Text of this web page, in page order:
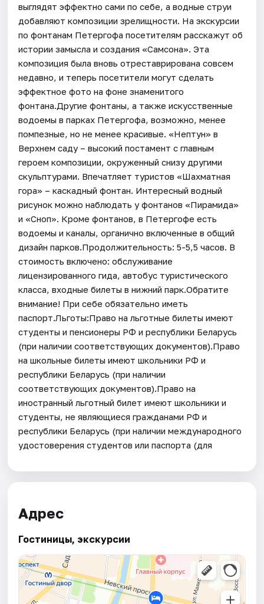
выглядят эффектно сами по себе, а водные струи
добавляют композиции зрелищности. На экскурсии
по фонтанам Петергофа посетителям расскажут об
истории замысла и создания «Самсона». Эта
композиция была вновь отреставрирована совсем
недавно, и теперь посетители могут сделать
эффектное фото на фоне знаменитого
фонтана.Другие фонтаны, а также искусственные
водоемы в парках Петергофа, возможно, менее
помпезные, но не менее красивые. «Нептун» в
Верхнем саду – высокий постамент с главным
героем композиции, окруженный снизу другими
скульптурами. Впечатляет туристов «Шахматная
гора» – каскадный фонтан. Интересный водный
рисунок можно наблюдать у фонтанов «Пирамида»
и «Сноп». Кроме фонтанов, в Петергофе есть
водоемы и каналы, органично включенные в общий
дизайн парков.Продолжительность: 5-5,5 часов. В
стоимость включено: обслуживание
лицензированного гида, автобус туристического
класса, входные билеты в нижний парк.Обратите
внимание! При себе обязательно иметь
паспорт.Льготы:Право на льготные билеты имеют
студенты и пенсионеры РФ и республики Беларусь
(при наличии соответствующих документов).Право
на школьные билеты имеют школьники РФ и
республики Беларусь (при наличии
соответствующих документов).Право на
иностранный льготный билет имеют школьники и
студенты, не являющиеся гражданами РФ и
республики Беларусь (при наличии международного
удостоверения студентов или паспорта (для
Адрес
Гостиницы, экскурсии